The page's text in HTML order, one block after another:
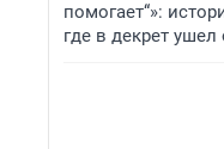
помогает“»:
где в декрет ушел